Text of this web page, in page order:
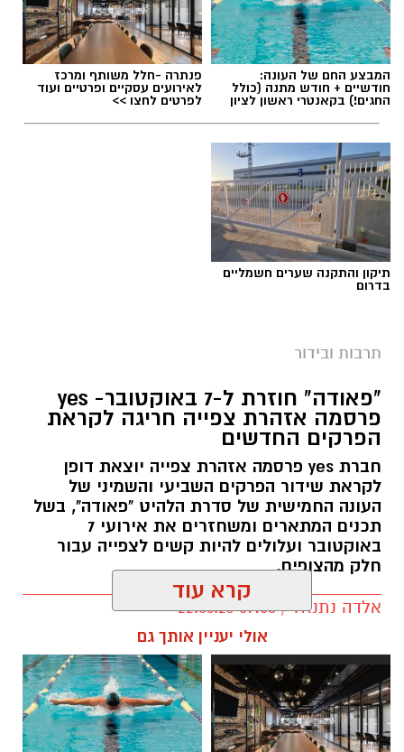
המבצע החם של העונה:
חודשיים + חודש מתנה (כולל
החגים!) בקאנטרי ראשון לציון
פנתרה -חלל משותף ומרכז
לאירועים עסקיים ופרטיים ועוד
לפרטים לחצו >>
תיקון והתקנה שערים חשמליים
בדרום
תרבות ובידור
"פאודה" חוזרת ל-7 באוקטובר- yes
פרסמה אזהרת צפייה חריגה לקראת
הפרקים החדשים
חברת yes פרסמה אזהרת צפייה יוצאת דופן
לקראת שידור הפרקים השביעי והשמיני של
העונה החמישית של סדרת הלהיט "פאודה", בשל
תכנים המתארים ומשחזרים את אירועי 7
באוקטובר ועלולים להיות קשים לצפייה עבור
חלק מהצופים.
אלדה נתנאל / 09:58 22.06.26
פאודה" חוזרת ל-7 באוקטובר: yes
קרא עוד
אולי יעניין אותך גם